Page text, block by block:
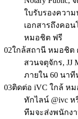
ใบรับรองควา
เอกสารถึงคอน
หมอชิต ฟรี
02ใกล้สถานี หมอชิต
สวนจตุจักร, JJ
ภายใน 60 นา
03ติดต่อ iVC ใกล้ หม
ทักไลน์ @ivc ห
ทีมจะส่งพนักง